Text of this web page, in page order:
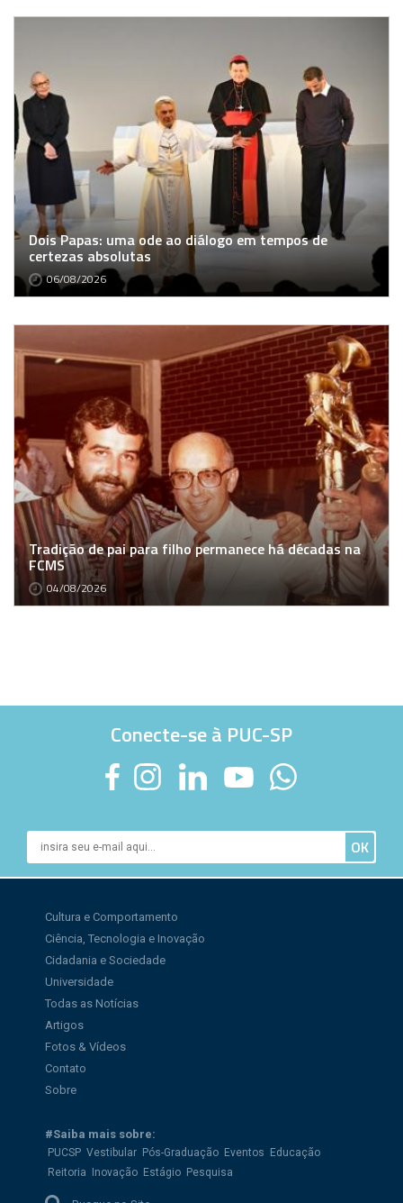
Dois Papas: uma ode ao diálogo em tempos de
certezas absolutas
06/08/2026
Tradição de pai para filho permanece há décadas na
FCMS
04/08/2026
Conecte-se à PUC-SP
Cultura e Comportamento
Ciência, Tecnologia e Inovação
Cidadania e Sociedade
Universidade
Todas as Notícias
Artigos
Fotos & Vídeos
Contato
Sobre
#Saiba mais sobre:
PUCSP Vestibular Pós-Graduação Eventos
Educação
Reitoria
Inovação Estágio Pesquisa